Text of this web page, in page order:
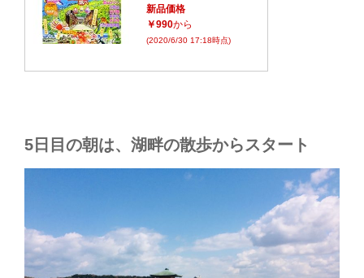
新品価格
￥990から
(2020/6/30 17:18時点)
5日目の朝は、湖畔の散歩からスタート